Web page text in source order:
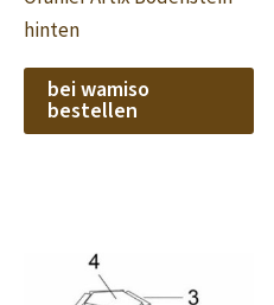
hinten
bei wamiso
bestellen